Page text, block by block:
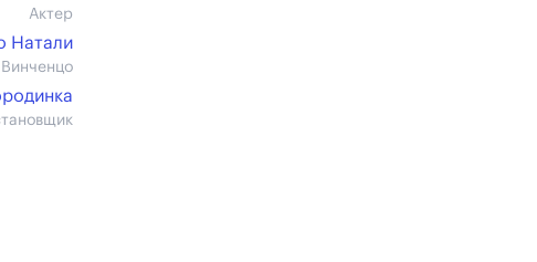
Актер
Натали